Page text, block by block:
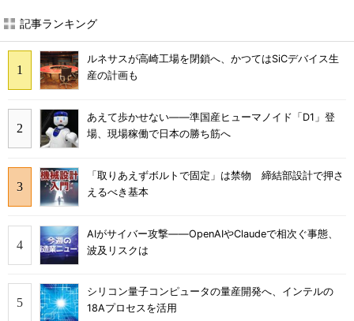
記事ランキング
ルネサスが高崎工場を閉鎖へ、かつてはSiCデバイス生
産の計画も
あえて歩かせない――準国産ヒューマノイド「D1」登
場、現場稼働で日本の勝ち筋へ
「取りあえずボルトで固定」は禁物 締結部設計で押さ
えるべき基本
AIがサイバー攻撃――OpenAIやClaudeで相次ぐ事態、
波及リスクは
シリコン量子コンピュータの量産開発へ、インテルの
18Aプロセスを活用